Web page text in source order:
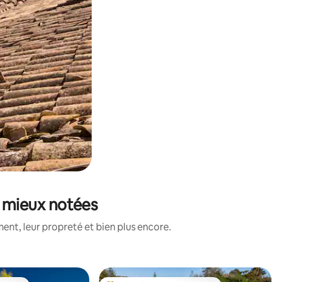
mieux notées
leur propreté et bien plus encore.